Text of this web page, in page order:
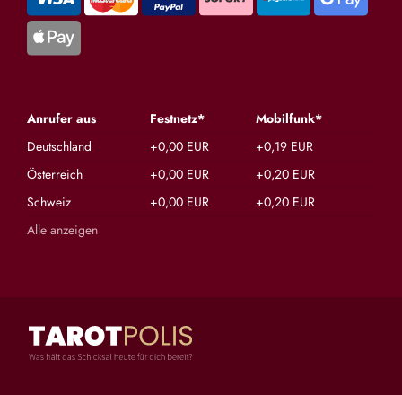
Anrufer aus Festnetz*
Mobilfunk*
Deutschland
+0,00 EUR
+0,19 EUR
Österreich
+0,00 EUR
+0,20 EUR
Schweiz
+0,00 EUR
+0,20 EUR
Alle anzeigen